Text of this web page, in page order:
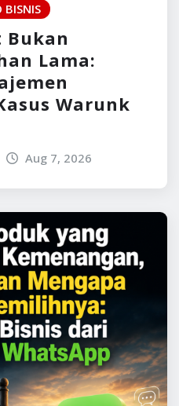
BISNIS
Bukan
Lama:
Warunk
Aug 7, 2026